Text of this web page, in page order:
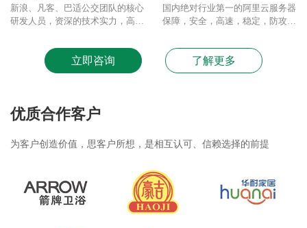
新浪、凡客、巴适公交团队的核心
研发人员，资深的技术实力，高效
国内绝对行业第一的阿里云服务器
保障，安全，高速，稳定，防攻
立即咨询 了解更多
优质合作客户
为客户创造价值，思客户所想，是相互认可、信赖选择的前提